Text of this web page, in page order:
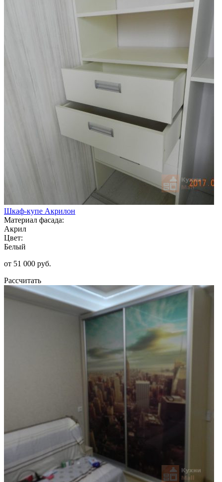
Шкаф-купе Акрилон
Материал фасада:
Акрил
Цвет:
Белый
от 51 000 руб.
Рассчитать